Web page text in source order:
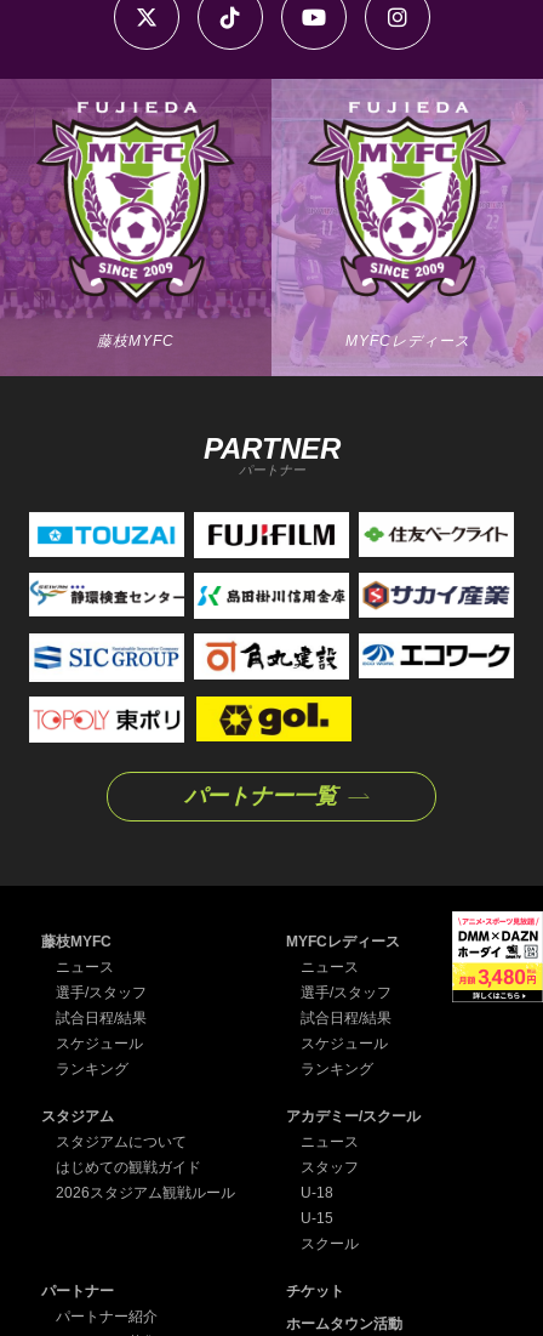
藤枝MYFC MYFCレディース
PARTNER
パートナー
パートナー一覧
藤枝MYFC
ニュース
選手/スタッフ
試合日程/結果
スケジュール
ランキング
MYFCレディース
ニュース
選手/スタッフ
試合日程/結果
スケジュール
ランキング
スタジアム
スタジアムについて
はじめての観戦ガイド
2026スタジアム観戦ルール
アカデミー/スクール
ニュース
スタッフ
U-18
U-15
スクール
パートナー
パートナー紹介
チケット
ホームタウン活動